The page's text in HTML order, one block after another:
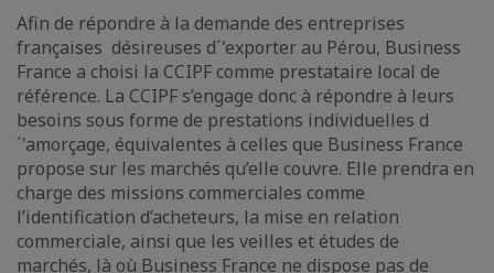
Afin de répondre à la demande des entreprises
françaises désireuses d´'exporter au Pérou, Business
France a choisi la CCIPF comme prestataire local de
référence. La CCIPF s’engage donc à répondre à leurs
besoins sous forme de prestations individuelles d
´'amorçage, équivalentes à celles que Business France
propose sur les marchés qu’elle couvre. Elle prendra en
charge des missions commerciales comme
l’identification d’acheteurs, la mise en relation
commerciale, ainsi que les veilles et études de
marchés, là où Business France ne dispose pas de